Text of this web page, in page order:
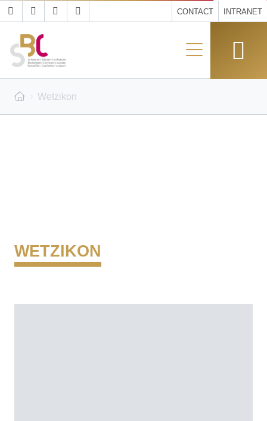
CONTACT INTRANET
Wetzikon
WETZIKON